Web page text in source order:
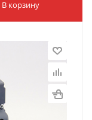
В корзину